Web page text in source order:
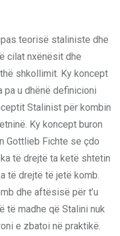
teorisë staliniste dhe
cilat nxënësit dhe
shkollimit. Ky koncept
pa u dhënë definicioni
Stalinist për kombin
Ky koncept buron
Gottlieb Fichte se çdo
të drejtë ta ketë shtetin
të drejtë të jetë komb.
dhe aftësisë për t’u
të madhe që Stalini nuk
e zbatoi në praktikë.